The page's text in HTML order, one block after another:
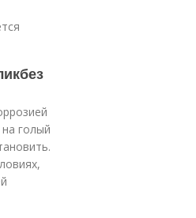
голый